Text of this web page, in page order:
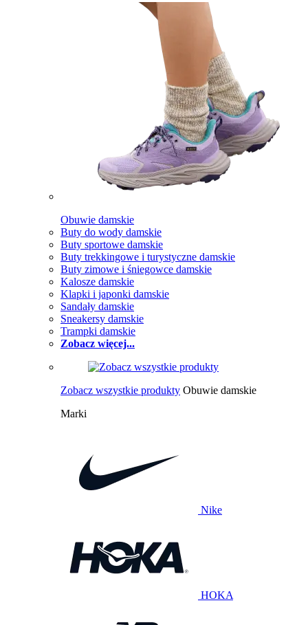
Obuwie damskie
Buty do wody damskie
Buty sportowe damskie
Buty trekkingowe i turystyczne damskie
Buty zimowe i śniegowce damskie
Kalosze damskie
Klapki i japonki damskie
Sandały damskie
Sneakersy damskie
Trampki damskie
Zobacz więcej...
Zobacz wszystkie produkty Obuwie damskie
Marki
Nike
HOKA